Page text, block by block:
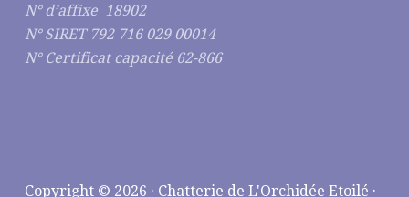
N° d’affixe 18902
N° SIRET 792 716 029 00014
N° Certificat capacité 62-866
Copyright © 2026 · Chatterie de L'Orchidée Etoilé ·